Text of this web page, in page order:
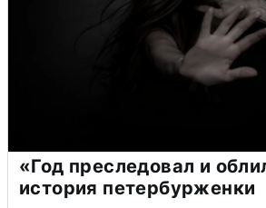
«Год преследовал и
история петербурженки